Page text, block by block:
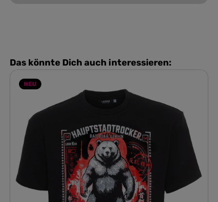
Das könnte Dich auch interessieren:
NEU